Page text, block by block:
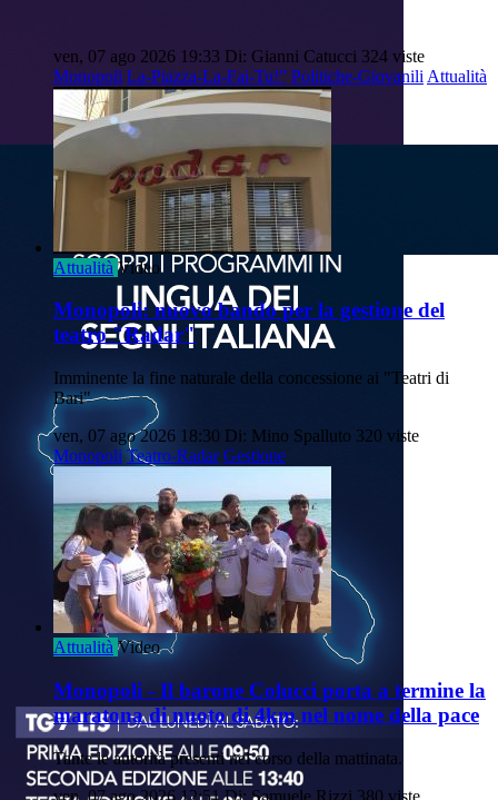
ven, 07 ago 2026 19:33 Di: Gianni Catucci 324 viste
Monopoli La-Piazza-La-Fai-Tu!” Politiche-Giovanili Attualità
Attualità Video
Monopoli: nuovo bando per la gestione del
teatro "Radar"
Imminente la fine naturale della concessione ai "Teatri di
Bari"
ven, 07 ago 2026 18:30 Di: Mino Spalluto 320 viste
Monopoli Teatro-Radar Gestione
Attualità Video
Monopoli - Il barone Colucci porta a termine la
maratona di nuoto di 4km nel nome della pace
Tante le autorità presenti nel corso della mattinata.
ven, 07 ago 2026 12:51 Di: Samuele Rizzi 380 viste